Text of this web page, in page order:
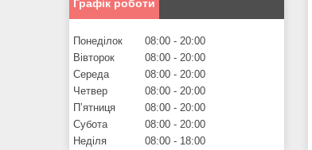
Графік роботи
Понеділок 08:00
20:00
Вівторок
08:00
20:00
Середа
08:00
20:00
Четвер
08:00
20:00
Пʼятниця
08:00
20:00
Субота
08:00
20:00
Неділя
08:00 18:00